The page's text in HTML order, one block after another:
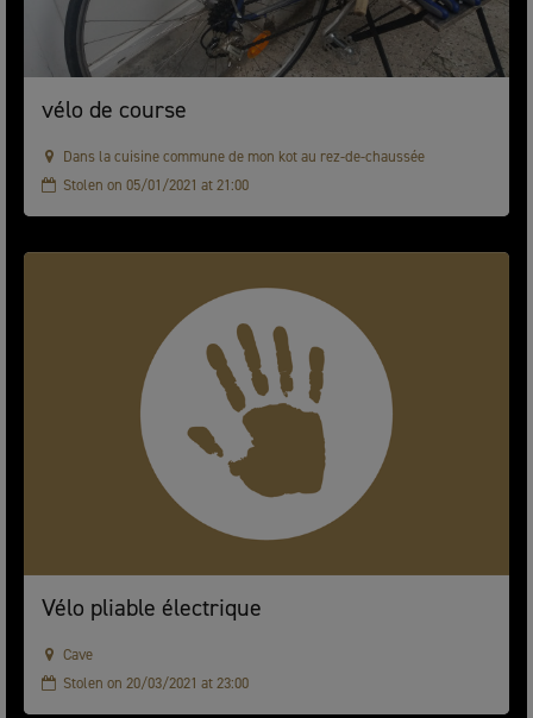
vélo de course
Dans la cuisine commune de mon kot au rez-de-chaussée
Stolen on 05/01/2021 at 21:00
Vélo pliable électrique
Cave
Stolen on 20/03/2021 at 23:00